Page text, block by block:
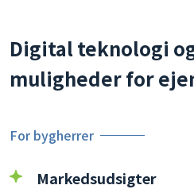
Digital teknologi
muligheder for
For bygherrer
Markedsudsigter